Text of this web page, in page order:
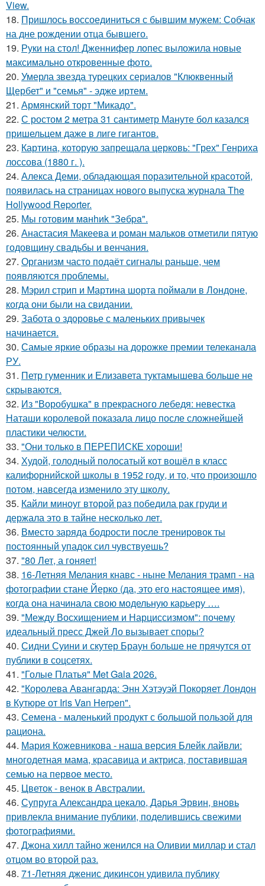
View.
18. Пришлось воссоединиться с бывшим мужем: Собчак
на дне рождении отца бывшего.
19. Руки на стол! Дженнифер лопес выложила новые
максимально откровенные фото.
20. Умерла звезда турецких сериалов "Клюквенный
Щербет" и "семья" - эдже иртем.
21. Армянский торт "Микадо".
22. С ростом 2 метра 31 сантиметр Мануте бол казался
пришельцем даже в лиге гигантов.
23. Картина, которую запрещала церковь: "Грех" Генриха
лоссова (1880 г. ).
24. Алекса Деми, обладающая поразительной красотой,
появилась на страницах нового выпуска журнала The
Hollywood Reporter.
25. Мы готовим мaнhиk "Зeбpa".
26. Анастасия Макеева и роман мальков отметили пятую
годовщину свадьбы и венчания.
27. Организм часто подаёт сигналы раньше, чем
появляются проблемы.
28. Мэрил стрип и Мартина шорта поймали в Лондоне,
когда они были на свидании.
29. Забота о здоровье с маленьких привычек
начинается.
30. Самые яркие образы на дорожке премии телеканала
РУ.
31. Петр гуменник и Елизавета туктамышева больше не
скрываются.
32. Из "Воробушка" в прекрасного лебедя: невестка
Наташи королевой показала лицо после сложнейшей
пластики челюсти.
33. "Они только в ПЕРЕПИСКЕ хороши!
34. Худой, голодный полосатый кот вошёл в класс
калифорнийской школы в 1952 году, и то, что произошло
потом, навсегда изменило эту школу.
35. Кайли миноуг второй раз победила рак груди и
держала это в тайне несколько лет.
36. Вместо заряда бодрости после тренировок ты
постоянный упадок сил чувствуешь?
37. "80 Лет, а гоняет!
38. 16-Летняя Мелания кнавс - ныне Мелания трамп - на
фотографии стане Йерко (да, это его настоящее имя),
когда она начинала свою модельную карьеру ….
39. "Между Восхищением и Нарциссизмом": почему
идеальный пресс Джей Ло вызывает споры?
40. Сидни Суини и скутер Браун больше не прячутся от
публики в соцсетях.
41. "Голые Платья" Met Gala 2026.
42. "Королева Авангарда: Энн Хэтэуэй Покоряет Лондон
в Кутюре от Iris Van Herpen".
43. Семена - маленький продукт с большой пользой для
рациона.
44. Мария Кожевникова - наша версия Блейк лайвли:
многодетная мама, красавица и актриса, поставившая
семью на первое место.
45. Цветок - венок в Австралии.
46. Супруга Александра цекало, Дарья Эрвин, вновь
привлекла внимание публики, поделившись свежими
фотографиями.
47. Джона хилл тайно женился на Оливии миллар и стал
отцом во второй раз.
48. 71-Летняя дженис дикинсон удивила публику